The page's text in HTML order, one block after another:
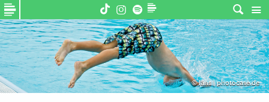
©läns | photocase.de